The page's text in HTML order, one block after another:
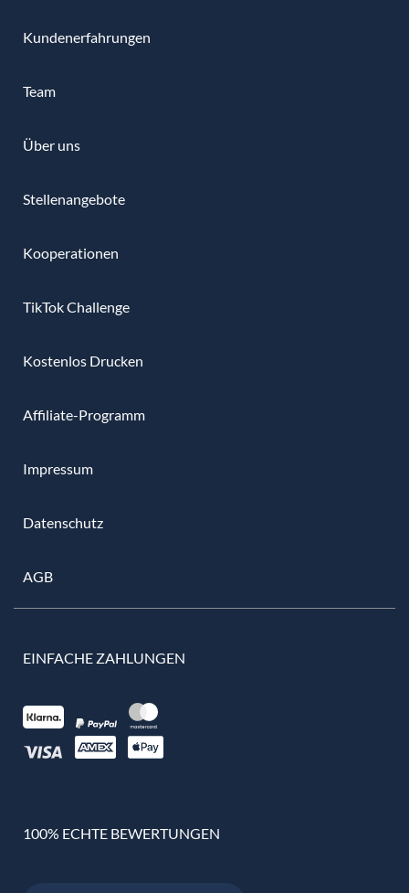
Kundenerfahrungen
Team
Über uns
Stellenangebote
Kooperationen
TikTok Challenge
Kostenlos Drucken
Affiliate-Programm
Impressum
Datenschutz
AGB
EINFACHE ZAHLUNGEN
100% ECHTE BEWERTUNGEN